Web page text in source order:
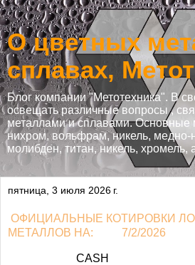
О цветных
сплавах,
Блог компании "Метотехника". В
освещать различные вопросы ,
металлами и сплавами. Основные
нихром, вольфрам, никель, медно-
молибден, титан, никель, хромель,
пятница, 3 июля 2026 г.
ОФИЦИАЛЬНЫЕ КОТИРОВКИ
МЕТАЛЛОВ НА:
7/2/2026
CASH
3